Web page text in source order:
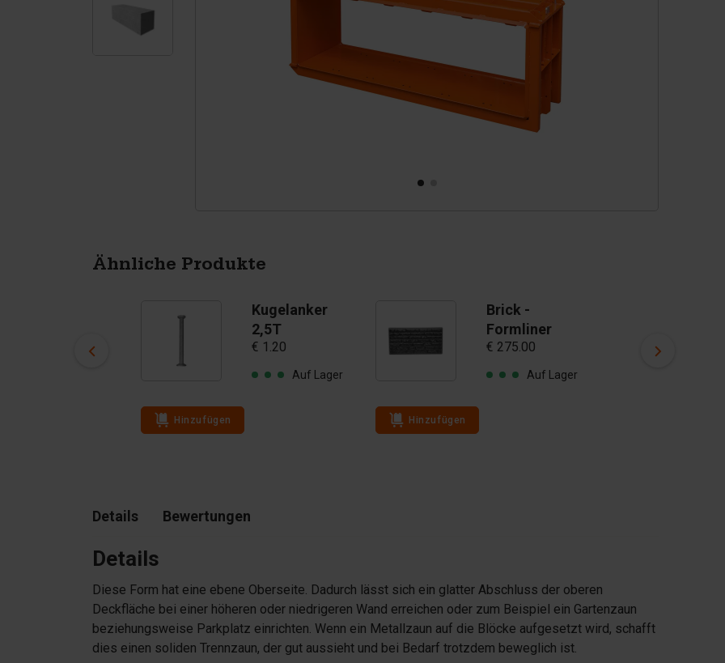
Tetrapoden
Ähnliche Produkte
160x80x80 cm
Kugelanker
2,5T
€ 1.20
Auf Lager
Hinzufügen
Brick -
Formliner
€ 275.00
Auf Lager
Hinzufügen
Details Bewertungen
Details
Diese Form hat eine ebene Oberseite. Dadurch lässt sich ein glatter Abschluss der oberen
Deckfläche bei einer höheren oder niedrigeren Wand erreichen oder zum Beispiel ein Gartenzaun
beziehungsweise Parkplatz einrichten. Wenn ein Metallzaun auf die Blöcke aufgesetzt wird, schafft
dies einen soliden Trennzaun, der gut aussieht und bei Bedarf trotzdem beweglich ist.